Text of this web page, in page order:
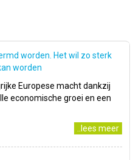
worden. Het wil zo sterk
worden
Europese macht dankzij
economische groei en een
..lees meer